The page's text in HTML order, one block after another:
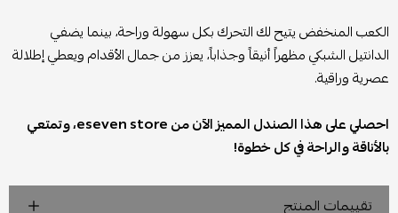
الكعب المنخفض يتيح لك التحرك بكل سهولة وراحة، بينما يضفي
الدانتيل الشبكي مظهراً أنيقاً وجذاباً، يعزز من جمال الأقدام ويعطي إطلالة
عصرية وراقية.
احصلي على هذا الصندل المميز الآن من eseven store، وتمتعي
بالأناقة والراحة في كل خطوة!
تقييمات المنتج